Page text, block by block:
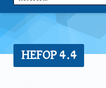
HEFOP 4.4